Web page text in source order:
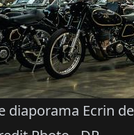
diaporama Ecrin